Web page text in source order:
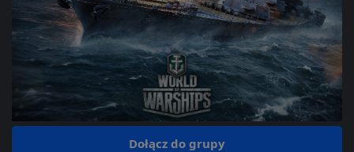
Dołącz do grupy